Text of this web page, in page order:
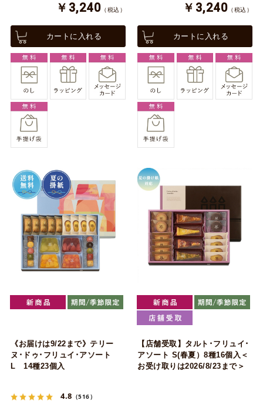
￥3,240 （税込）
カートに入れる
￥3,240 （税込）
カートに入れる
《お届けは9/22まで》テリー
ヌ･ドゥ･フリュイ･アソート
L 14種23個入
4.8 （516）
【店舗受取】タルト･フリュイ･
アソート S(春夏）8種16個入＜
お受け取りは2026/8/23まで＞